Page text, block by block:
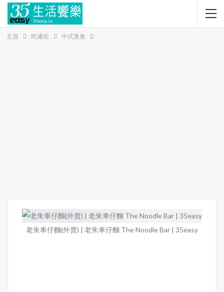
主頁 吃通街 中式美食
老朱車仔麵(外賣) | 老朱車仔麵 The Noodle Bar | 35easy